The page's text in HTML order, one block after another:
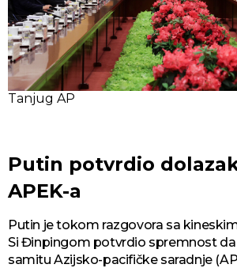
Tanjug AP
Putin potvrdio
APEK-a
Putin je tokom razgovora sa
Si Đinpingom potvrdio spremnost
samitu Azijsko-pacifičke saradnje